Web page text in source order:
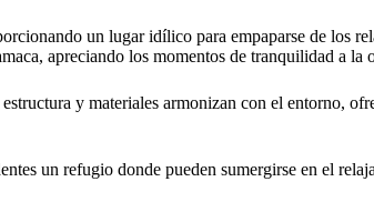
un lugar idílico para empaparse de los
apreciando los momentos de tranquilidad a la
y materiales armonizan con el entorno,
un refugio donde pueden sumergirse en el